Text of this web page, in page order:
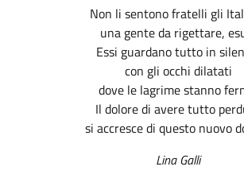
Non li sentono fratelli gli
una gente da rigettare,
Essi guardano tutto in
con gli occhi dilatati
dove le lagrime stanno
Il dolore di avere tutto
si accresce di questo nuovo
Lina Galli